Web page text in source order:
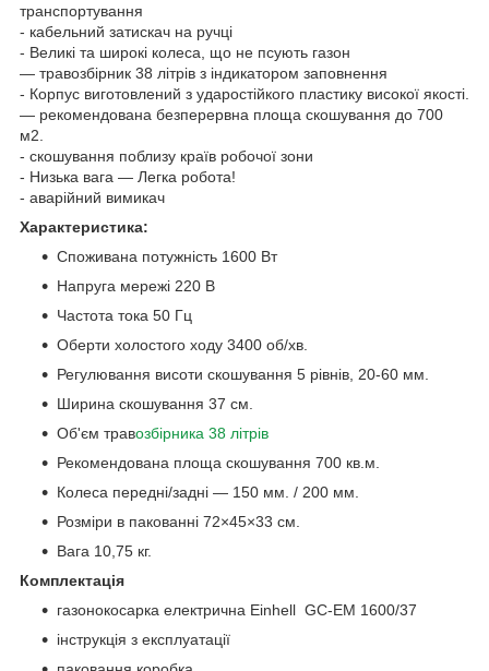
транспортування
- кабельний затискач на ручці
- Великі та широкі колеса, що не псують газон
— травозбірник 38 літрів з індикатором заповнення
- Корпус виготовлений з ударостійкого пластику високої якості.
— рекомендована безперервна площа скошування до 700
м2.
- скошування поблизу країв робочої зони
- Низька вага — Легка робота!
- аварійний вимикач
Характеристика:
Споживана потужність 1600 Вт
Напруга мережі 220 В
Частота тока 50 Гц
Оберти холостого ходу 3400 об/хв.
Регулювання висоти скошування 5 рівнів, 20-60 мм.
Ширина скошування 37 см.
Об'єм травозбірника 38 літрів
Рекомендована площа скошування 700 кв.м.
Колеса передні/задні — 150 мм. / 200 мм.
Розміри в пакованні 72×45×33 см.
Вага 10,75 кг.
Комплектація
газонокосарка електрична Einhell GC-EM 1600/37
інструкція з експлуатації